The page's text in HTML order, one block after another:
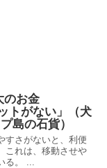
のお金
トがない」（犬
島の石貨）
すさがないと、利便
これは、移動させや
る。 ...